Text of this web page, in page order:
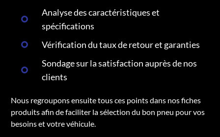
Analyse des caractéristiques et
spécifications
Vérification du taux de retour et garanties
Sondage sur la satisfaction auprès de nos
clients
Nous regroupons ensuite tous ces points dans nos fiches
produits afin de faciliter la sélection du bon pneu pour vos
besoins et votre véhicule.